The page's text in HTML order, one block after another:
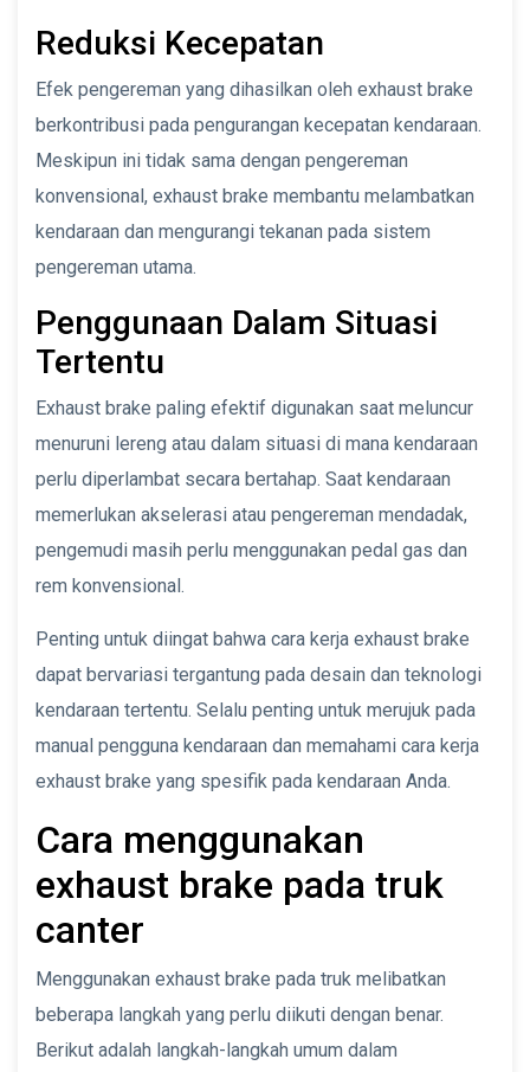
Reduksi Kecepatan
Efek pengereman yang dihasilkan oleh exhaust brake
berkontribusi pada pengurangan kecepatan kendaraan.
Meskipun ini tidak sama dengan pengereman
konvensional, exhaust brake membantu melambatkan
kendaraan dan mengurangi tekanan pada sistem
pengereman utama.
Penggunaan Dalam Situasi
Tertentu
Exhaust brake paling efektif digunakan saat meluncur
menuruni lereng atau dalam situasi di mana kendaraan
perlu diperlambat secara bertahap. Saat kendaraan
memerlukan akselerasi atau pengereman mendadak,
pengemudi masih perlu menggunakan pedal gas dan
rem konvensional.
Penting untuk diingat bahwa cara kerja exhaust brake
dapat bervariasi tergantung pada desain dan teknologi
kendaraan tertentu. Selalu penting untuk merujuk pada
manual pengguna kendaraan dan memahami cara kerja
exhaust brake yang spesifik pada kendaraan Anda.
Cara menggunakan
exhaust brake pada truk
canter
Menggunakan exhaust brake pada truk melibatkan
beberapa langkah yang perlu diikuti dengan benar.
Berikut adalah langkah-langkah umum dalam